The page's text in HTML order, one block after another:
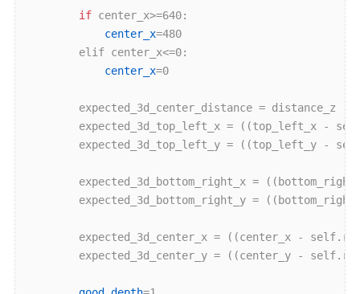
if center_x>=640:
center_x=480
        elif center_x<=0:
center_x=0
        expected_3d_center_distance = distance_z
expected_3d_top_left_x = ((top_left_x -
expected_3d_top_left_y = ((top_left_y -
expected_3d_bottom_right_x =
expected_3d_bottom_right_y =
expected_3d_center_x = ((center_x -
expected_3d_center_y = ((center_y -